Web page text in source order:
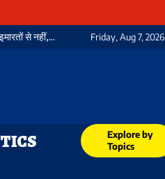
गया जंक्शन: शवगृह के अभाव में आज भी शर्मसार व्यवस्था, विश्वस्तरीय स्टेशन की पहचान आधुनिक इमारतों से नहीं, बल्कि मानवीय संवेदनशीलता से भी होती Friday, Aug 7, 2026
Explore by
Topics